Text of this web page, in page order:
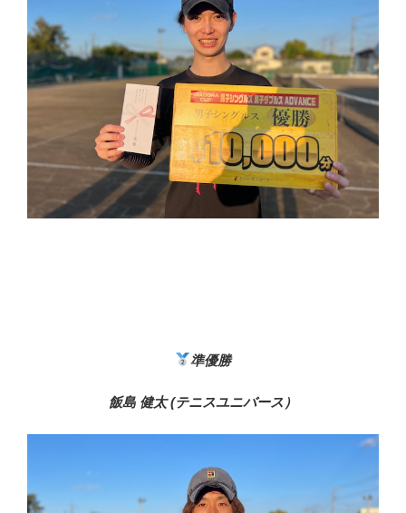
準優勝
飯島 健太 (テニスユニバース）